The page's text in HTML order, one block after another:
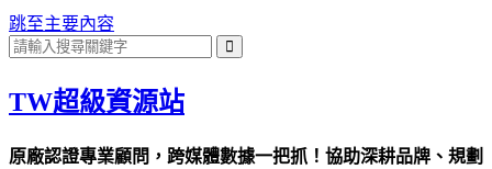
跳至主要內容
TW超級資源站
原廠認證專業顧問，跨媒體數據一把抓！協助深耕品牌、規劃